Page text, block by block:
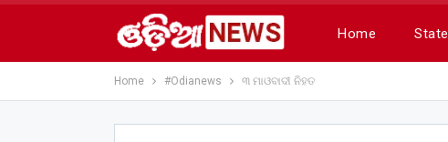
Home State
Home #Odianews ୩ ମାଓବାଦୀ ନିହତ